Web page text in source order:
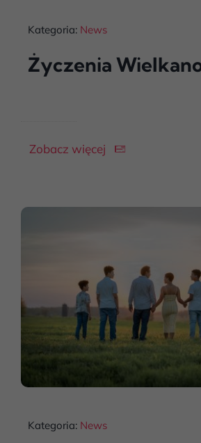
Kategoria: News
Życzenia
Zobacz więcej
Kategoria: News